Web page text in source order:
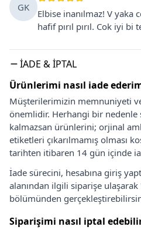
GK
Elbise inanılmaz! V
hafif pırıl pırıl. Cok iyi
İADE & İPTAL
Ürünlerimi nasıl iade
Müşterilerimizin memnuniyeti
önemlidir. Herhangi bir
kalmazsan ürünlerini; orjinal
etiketleri çıkarılmamış olması
tarihten itibaren 14 gün içinde
İade sürecini, hesabına giriş
alanından ilgili siparişe
bölümünden
Siparişimi nasıl iptal